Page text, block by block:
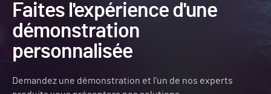
Faites l'expérience d'une
démonstration
personnalisée
Demandez une démonstration et l'un de nos experts